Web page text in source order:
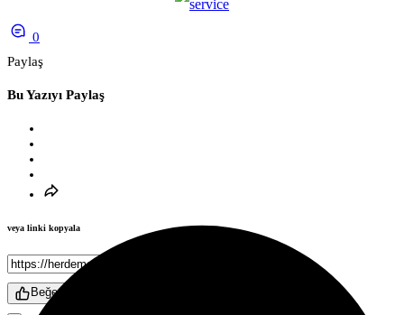
0
Paylaş
Bu Yazıyı Paylaş
veya linki kopyala
Beğen